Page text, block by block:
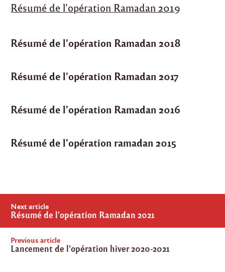
Résumé de l’opération Ramadan 2019
Résumé de l’opération Ramadan 2018
Résumé de l’opération Ramadan 2017
Résumé de l’opération Ramadan 2016
Résumé de l’opération ramadan 2015
Post
navigation
Previous article
Lancement de l’opération hiver 2020-2021
Next article
Résumé de l’opération Ramadan 2021